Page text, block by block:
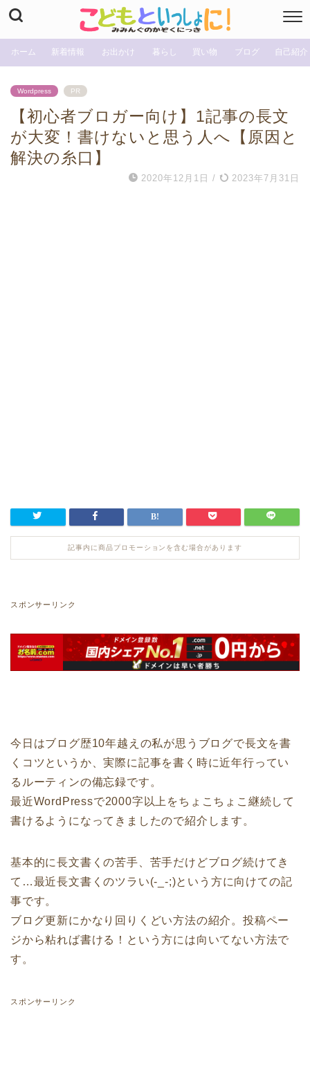
ホーム 新着情報 お出かけ 暮らし 買い物 ブログ 自己紹介
Wordpress PR
【初心者ブロガー向け】1記事の長文
が大変！書けないと思う人へ【原因と
解決の糸口】
2020年12月1日 / 2023年7月31日
記事内に商品プロモーションを含む場合があります
スポンサーリンク
今日はブログ歴10年越えの私が思うブログで長文を書
くコツというか、実際に記事を書く時に近年行ってい
るルーティンの備忘録です。
最近WordPressで2000字以上をちょこちょこ継続して
書けるようになってきましたので紹介します。
基本的に長文書くの苦手、苦手だけどブログ続けてき
て…最近長文書くのツラい(-_-;)という方に向けての記
事です。
ブログ更新にかなり回りくどい方法の紹介。投稿ペー
ジから粘れば書ける！という方には向いてない方法で
す。
スポンサーリンク